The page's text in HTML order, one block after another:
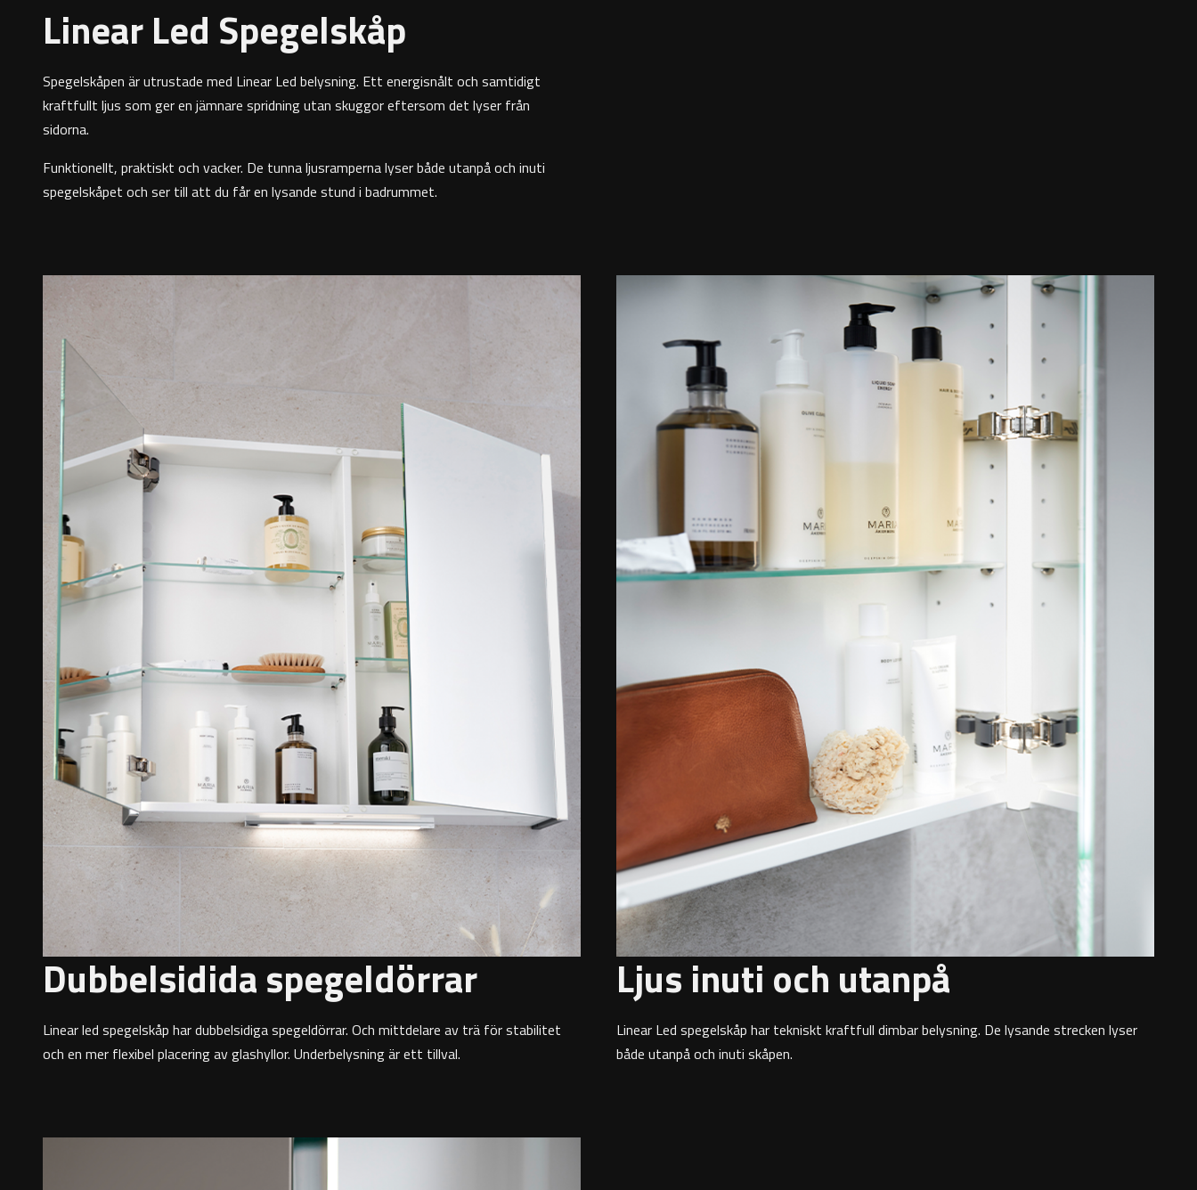
Linear Led Spegelskåp
Spegelskåpen är utrustade med Linear Led belysning. Ett energisnålt och samtidigt
kraftfullt ljus som ger en jämnare spridning utan skuggor eftersom det lyser från
sidorna.
Funktionellt, praktiskt och vacker. De tunna ljusramperna lyser både utanpå och inuti
spegelskåpet och ser till att du får en lysande stund i badrummet.
Dubbelsidida spegeldörrar
Linear led spegelskåp har dubbelsidiga spegeldörrar. Och mittdelare av trä för stabilitet
och en mer flexibel placering av glashyllor. Underbelysning är ett tillval.
Ljus inuti och utanpå
Linear Led spegelskåp har tekniskt kraftfull dimbar belysning. De lysande strecken lyser
både utanpå och inuti skåpen.